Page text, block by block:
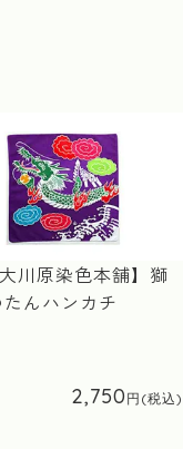
大川原染色本舗】獅
んハンカチ
2,750